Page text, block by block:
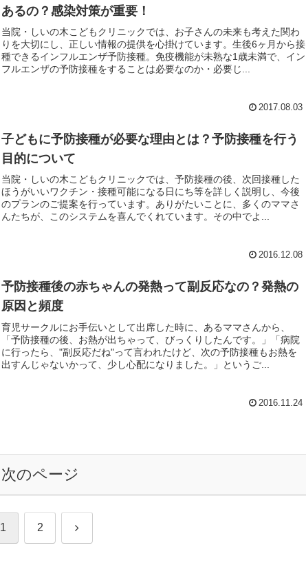
あるの？感染対策が重要！
当院・しいの木こどもクリニックでは、お子さんの未来も考えた関わ
りを大切にし、正しい情報の提供を心掛けています。生後6ヶ月から接
種できるインフルエンザ予防接種。免疫機能が未熟な1歳未満で、イン
フルエンザの予防接種をすることは必要なのか・必要じ...
2017.08.03
子どもに予防接種が必要な理由とは？予防接種を行う
目的について
当院・しいの木こどもクリニックでは、予防接種の後、次回接種した
ほうがいいワクチン・接種可能になる日にち等を詳しく説明し、今後
のプランのご提案を行っています。ありがたいことに、多くのママさ
んたちが、このシステムを喜んでくれています。その中でよ...
2016.12.08
予防接種後の赤ちゃんの発熱って副反応なの？発熱の
原因と頻度
育児サークルにお手伝いとして出席した時に、あるママさんから、
「予防接種の後、お熱が出ちゃって、びっくりしたんです。」「病院
に行ったら、"副反応だね"って言われたけど、次の予防接種もお熱を
出すんじゃないかって、少し心配になりました。」というご...
2016.11.24
次のページ
1 2 次